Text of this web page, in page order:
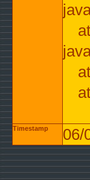
at
Timestamp 06/